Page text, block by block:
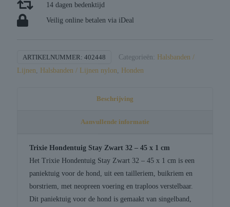
14 dagen bedenktijd
Veilig online betalen via iDeal
ARTIKELNUMMER: 402448 Categorieën:
Halsbanden /
Lijnen
Halsbanden / Lijnen nylon Honden
Beschrijving
Aanvullende informatie
Trixie Hondentuig Stay Zwart 32 – 45 x 1 cm
Het Trixie Hondentuig Stay Zwart 32 – 45 x 1 cm is een
paniektuig voor de hond, uit een tailleriem, buikriem en
borstriem, met neopreen voering en traploos verstelbaar.
Dit paniektuig voor de hond is gemaakt van singelband,